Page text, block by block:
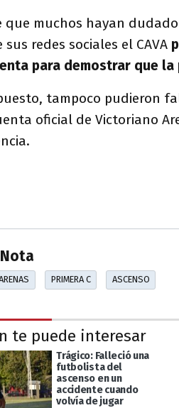
que muchos hayan
sus redes sociales el CAVA
para demostrar que
tampoco pudieron
oficial de Victoriano
PRIMERA C ASCENSO
te puede interesar
Trágico: Falleció una
futbolista del
ascenso en un
accidente cuando
volvía de jugar